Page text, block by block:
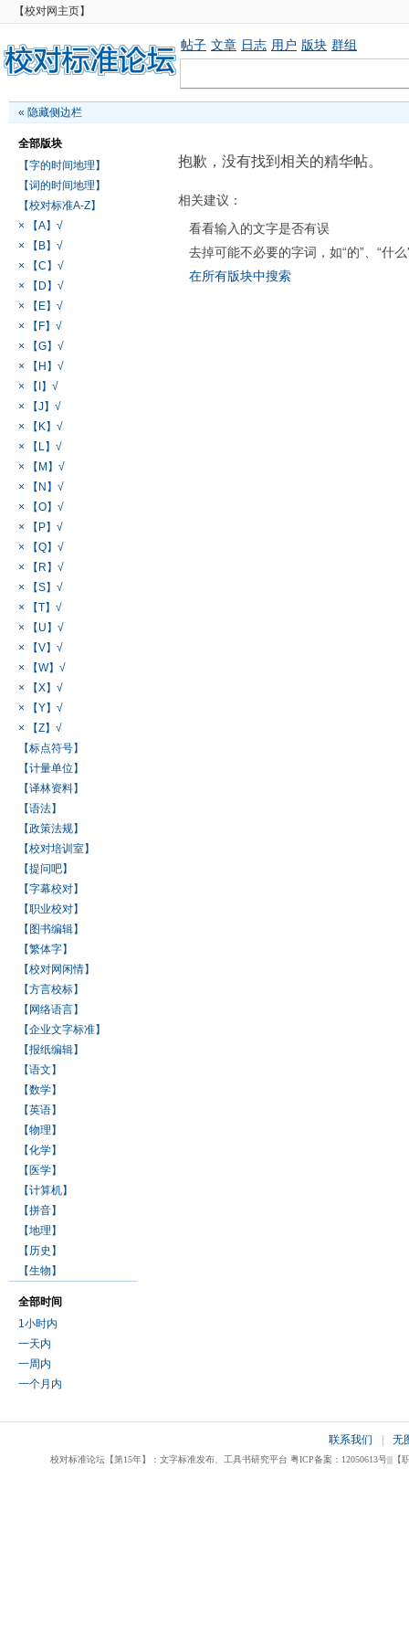
【校对网主页】
帖子 文章 日志 用户 版块 群组
« 隐藏侧边栏
全部版块
【字的时间地理】
【词的时间地理】
【校对标准A-Z】
× 【A】√
× 【B】√
× 【C】√
× 【D】√
× 【E】√
× 【F】√
× 【G】√
× 【H】√
× 【I】√
× 【J】√
× 【K】√
× 【L】√
× 【M】√
× 【N】√
× 【O】√
× 【P】√
× 【Q】√
× 【R】√
× 【S】√
× 【T】√
× 【U】√
× 【V】√
× 【W】√
× 【X】√
× 【Y】√
× 【Z】√
【标点符号】
【计量单位】
【译林资料】
【语法】
【政策法规】
【校对培训室】
【提问吧】
【字幕校对】
【职业校对】
【图书编辑】
【繁体字】
【校对网闲情】
【方言校标】
【网络语言】
【企业文字标准】
【报纸编辑】
【语文】
【数学】
【英语】
【物理】
【化学】
【医学】
【计算机】
【拼音】
【地理】
【历史】
【生物】
全部时间
1小时内
一天内
一周内
一个月内
抱歉，没有找到相关的精华帖。
相关建议：
看看输入的文字是否有误
去掉可能不必要的字词，如“的”、“什么
在所有版块中搜索
联系我们 无
校对标准论坛【第15年】：文字标准发布、工具书研究平台 粤ICP备案：12050613号|||【